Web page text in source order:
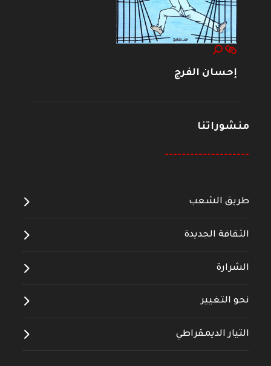
إحسان الفرج
منشوراتنا
--------------------
طريق الشعب
الثقافة الجديدة
الشرارة
نحو التغيير
التيار الديمقراطي